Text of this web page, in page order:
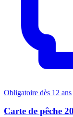
Obligatoire dès 12 ans
Carte de pêche